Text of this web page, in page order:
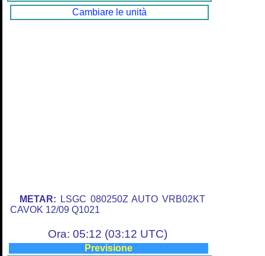
Cambiare le unità
METAR: LSGC 080250Z AUTO VRB02KT
CAVOK 12/09 Q1021
Ora: 05:12 (03:12 UTC)
Previsione